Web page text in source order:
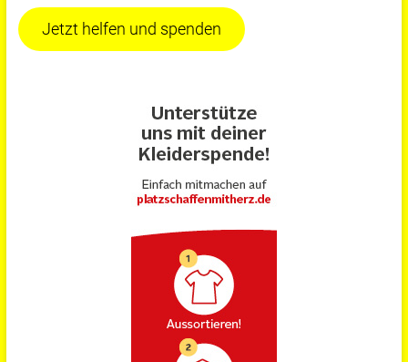
Jetzt helfen und spenden